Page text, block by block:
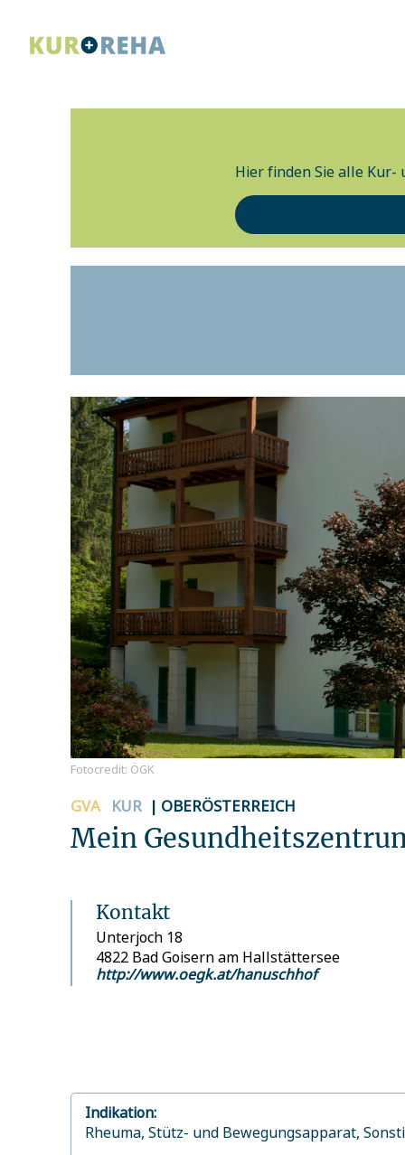
Hier finden Sie alle Kur-
Fotocredit: ÖGK
GVA KUR | OBERÖSTERREICH
Mein
Kontakt
Unterjoch 18
4822 Bad Goisern am Hallstättersee
http://www.oegk.at/hanuschhof
Indikation:
Rheuma, Stütz- und Bewegungsapparat,